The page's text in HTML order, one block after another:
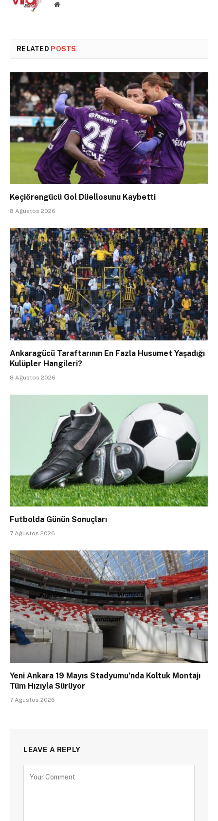
Website
RELATED POSTS
Keçiörengücü Gol Düellosunu Kaybetti
8 Ağustos 2026
Ankaragücü Taraftarının En Fazla Husumet Yaşadığı
Kulüpler Hangileri?
8 Ağustos 2026
Futbolda Günün Sonuçları
7 Ağustos 2026
Yeni Ankara 19 Mayıs Stadyumu’nda Koltuk Montajı
Tüm Hızıyla Sürüyor
7 Ağustos 2026
LEAVE A REPLY